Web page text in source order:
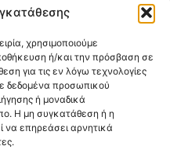
χρησιμοποιούμε
ή/και την πρόσβαση σε
για τις εν λόγω τεχνολογίες
δεδομένα προσωπικού
ή μοναδικά
Η μη συγκατάθεση ή η
να επηρεάσει αρνητικά
ΜΑΣ